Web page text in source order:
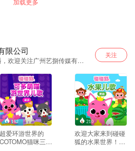
限公司
欢迎关注广州艺捌传媒有限
关注
162
超爱环游世界的
COTOMO猫咪三兄
210
欢迎大家来到碰碰
狐的水果世界！在